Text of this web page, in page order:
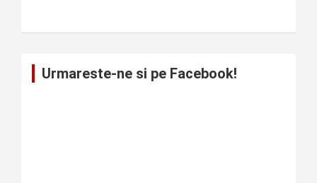
Urmareste-ne si pe Facebook!